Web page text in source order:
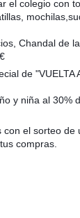
el colegio con
Chandal de
de "VUELTA
y niña al 30%
el sorteo de
compras.